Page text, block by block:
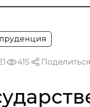
415 Поделиться